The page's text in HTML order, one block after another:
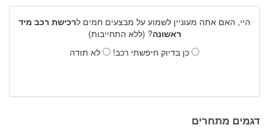
היי, האם אתה מעוניין לשמוע על מבצעים חמים לרכישת רכב מיד
ראשונה? (ללא התחייבות)
כן בדיוק חיפשתי רכב!
לא תודה
דגמים מתחרים